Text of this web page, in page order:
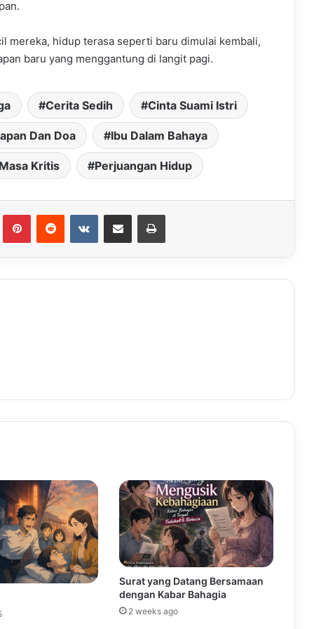
mereka, hidup terasa seperti baru dimulai kembali,
baru yang menggantung di langit pagi.
Cerita Sedih Cinta Suami Istri
Dan Doa Ibu Dalam Bahaya
Kritis Perjuangan Hidup
PinterestReddit VKontakteShare via Email Print
Surat yang Datang Bersamaan
dengan Kabar Bahagia
2 weeks ago